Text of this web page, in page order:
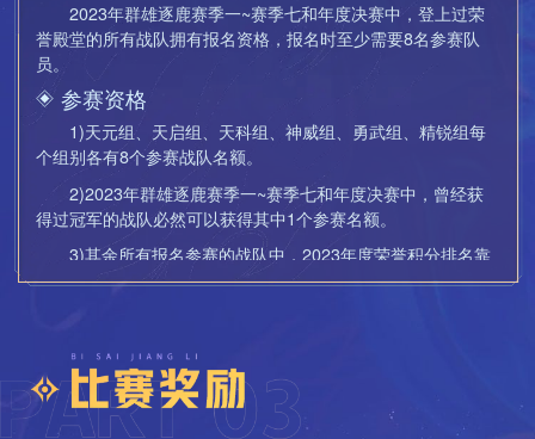
2023年群雄逐鹿赛季一~赛季七和年度决赛中，登上过荣
誉殿堂的所有战队拥有报名资格，报名时至少需要8名参赛队
员。
参赛资格
1)天元组、天启组、天科组、神威组、勇武组、精锐组每
个组别各有8个参赛战队名额。
2)2023年群雄逐鹿赛季一~赛季七和年度决赛中，曾经获
得过冠军的战队必然可以获得其中1个参赛名额。
3)其余所有报名参赛的战队中，2023年度荣誉积分排名靠
前的战队可依次获得剩下的名额。
晋级赛